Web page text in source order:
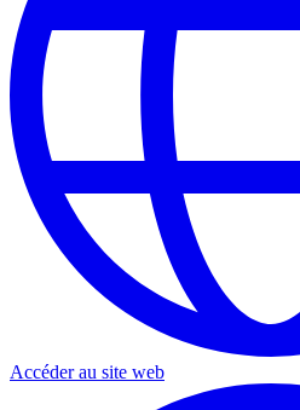
Accéder au site web